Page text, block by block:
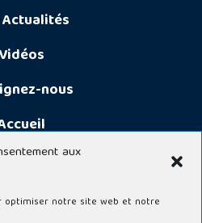
aux
optimiser notre site web et notre
Vidéos
nous